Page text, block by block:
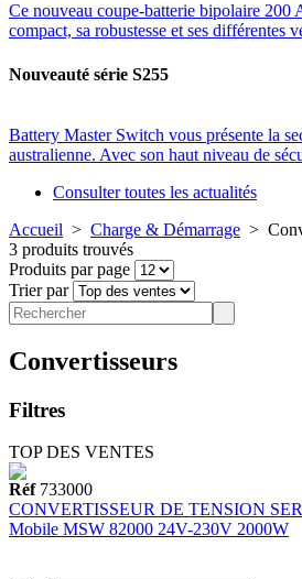
Ce nouveau coupe-batterie bipolaire 200
compact, sa robustesse et ses différentes
Nouveauté série S255
Battery Master Switch vous présente la
australienne. Avec son haut niveau de
Consulter toutes les actualités
Accueil > Charge & Démarrage >
3 produits trouvés
Produits par page
Trier par
Convertisseurs
Filtres
TOP DES VENTES
Réf733000
CONVERTISSEUR DE TENSION
Mobile MSW 82000 24V-230V 2000W